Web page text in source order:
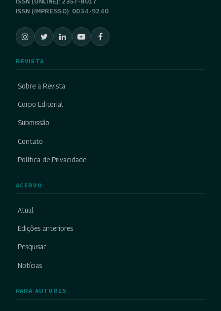
ISSN (IMPRESSO): 0034-9240
REVISTA
Sobre a Revista
Corpo Editorial
Submissão
Contato
Política de Privacidade
ACERVO
Atual
Edições anteriores
Pesquisar
Notícias
PARA AUTORES